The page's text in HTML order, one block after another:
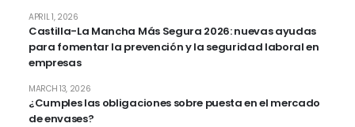
Castilla-La Mancha Más Segura 2026: nuevas ayudas
para fomentar la prevención y la seguridad laboral en
empresas
APRIL 1, 2026
¿Cumples las obligaciones sobre puesta en el mercado
de envases?
MARCH 13, 2026